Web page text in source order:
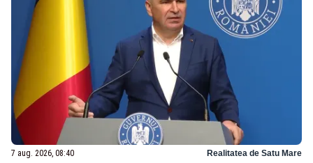
7 aug. 2026, 08:40 Realitatea de Satu Mare